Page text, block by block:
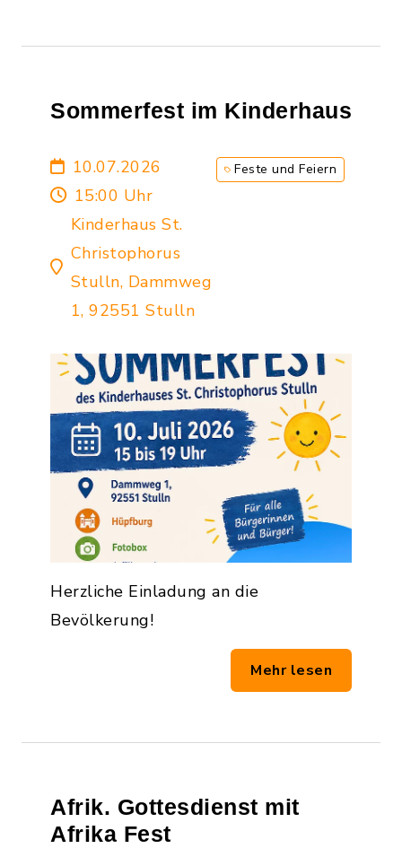
Sommerfest im Kinderhaus
10.07.2026
15:00 Uhr
Kinderhaus St.
Christophorus
Stulln, Dammweg
1, 92551 Stulln
Feste und Feiern
Herzliche Einladung an die
Bevölkerung!
Mehr lesen
Afrik. Gottesdienst mit
Afrika Fest